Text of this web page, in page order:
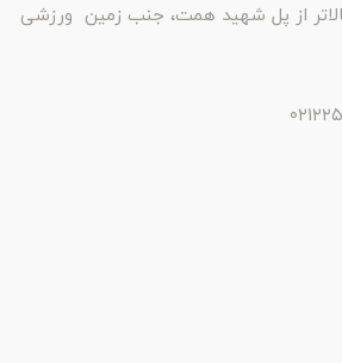
از پل شهید همت، جنب زمین ورزشی